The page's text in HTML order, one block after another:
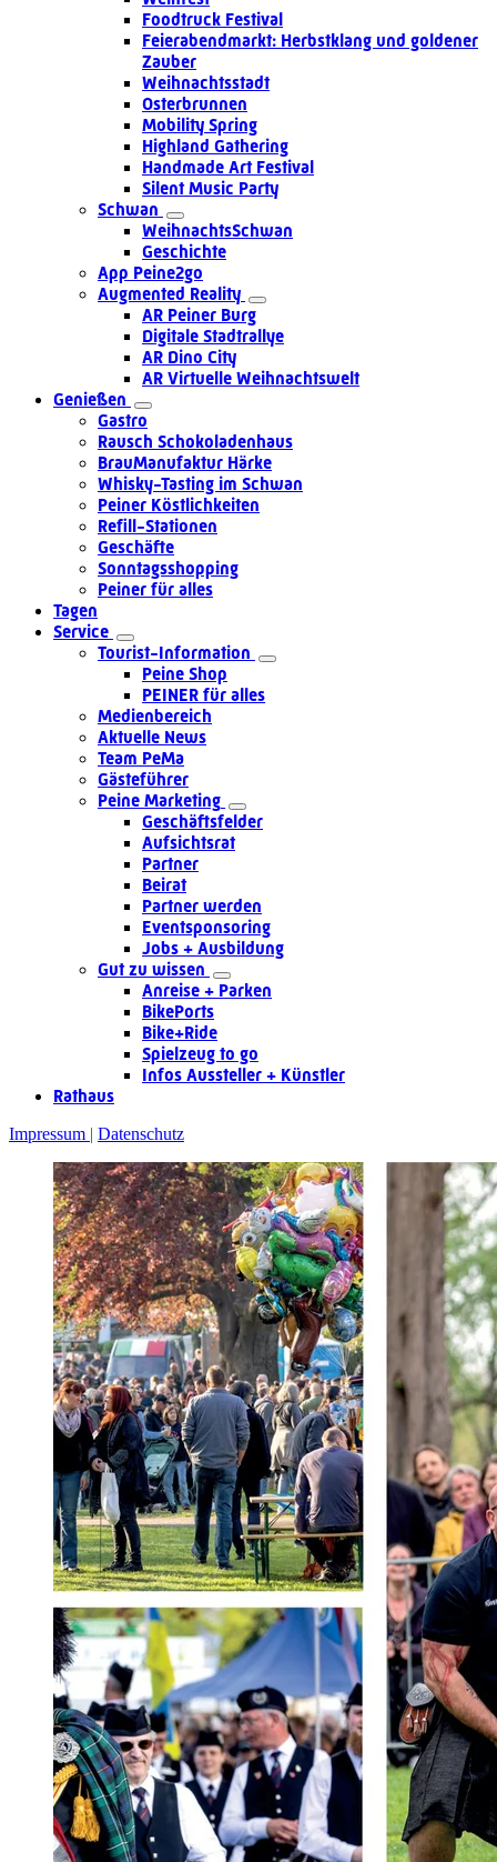
Foodtruck Festival
Feierabendmarkt: Herbstklang und goldener
Zauber
Weihnachtsstadt
Osterbrunnen
Mobility Spring
Highland Gathering
Handmade Art Festival
Silent Music Party
Schwan
WeihnachtsSchwan
Geschichte
App Peine2go
Augmented Reality
AR Peiner Burg
Digitale Stadtrallye
AR Dino City
AR Virtuelle Weihnachtswelt
Genießen
Gastro
Rausch Schokoladenhaus
BrauManufaktur Härke
Whisky-Tasting im Schwan
Peiner Köstlichkeiten
Refill-Stationen
Geschäfte
Sonntagsshopping
Peiner für alles
Tagen
Service
Tourist-Information
Peine Shop
PEINER für alles
Medienbereich
Aktuelle News
Team PeMa
Gästeführer
Peine Marketing
Geschäftsfelder
Aufsichtsrat
Partner
Beirat
Partner werden
Eventsponsoring
Jobs + Ausbildung
Gut zu wissen
Anreise + Parken
BikePorts
Bike+Ride
Spielzeug to go
Infos Aussteller + Künstler
Rathaus
Impressum Datenschutz